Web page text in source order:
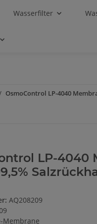
Wasserfilter
OsmoControl LP-4040
LP-4040
AQ208209
Membrane